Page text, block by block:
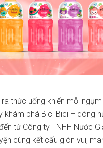
ra thức uống khiến mỗi
khám phá Bici Bici – dòng
từ Công ty TNHH Nước
cùng kết cấu giòn vui,